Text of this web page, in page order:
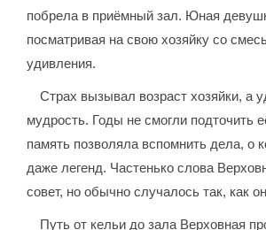
побрела в приёмный зал. Юная
посматривая на свою хозяйку со
удивления.
Страх вызывал возраст хозяйки, а
мудрость. Годы не смогли подточить
память позволяла вспомнить дела, о
даже легенд. Частенько слова
совет, но обычно случалось так, как
Путь от кельи до зала Верховная